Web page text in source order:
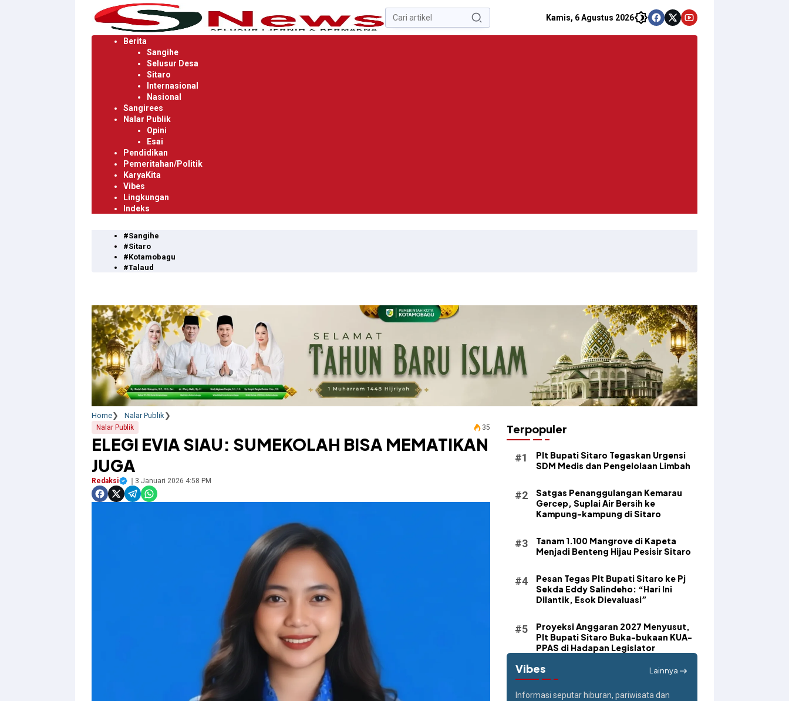
Langsung
Pencarian
untuk:
Kamis, 6 Agustus 2026
Berita
Sangihe
Selusur Desa
Sitaro
Internasional
Nasional
Sangirees
Nalar Publik
Opini
Esai
Pendidikan
Pemeritahan/Politik
KaryaKita
Vibes
Lingkungan
Indeks
#Sangihe
#Sitaro
#Kotamobagu
#Talaud
Home Nalar Publik
Nalar Publik 35
ELEGI EVIA SIAU: SUMEKOLAH BISA MEMATIKAN
JUGA
Redaksi 3 Januari 2026 4:58 PM
Terpopuler
​Plt Bupati Sitaro Tegaskan Urgensi
SDM Medis dan Pengelolaan Limbah
Satgas Penanggulangan Kemarau
Gercep, Suplai Air Bersih ke
Kampung-kampung di Sitaro
Tanam 1.100 Mangrove di Kapeta
Menjadi Benteng Hijau Pesisir Sitaro
Pesan Tegas Plt Bupati Sitaro ke Pj
Sekda Eddy Salindeho: “Hari Ini
Dilantik, Esok Dievaluasi”
Proyeksi Anggaran 2027 Menyusut,
Plt Bupati Sitaro Buka-bukaan KUA-
PPAS di Hadapan Legislator
Vibes Lainnya
Informasi seputar hiburan, pariwisata dan